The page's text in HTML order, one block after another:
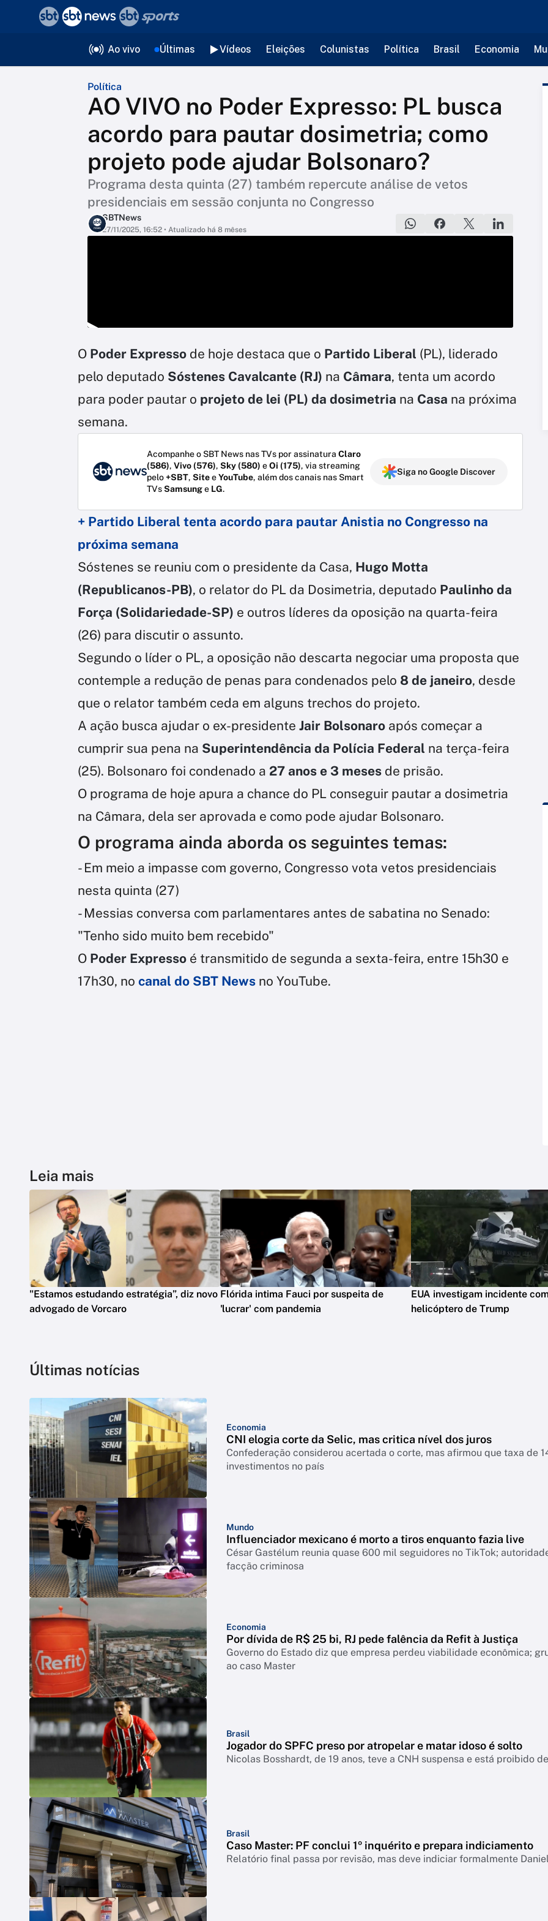
Ao vivo Últimas Vídeos Eleições Colunistas Política Brasil Economia
Política
AO VIVO no Poder Expresso: PL busca
acordo para pautar dosimetria; como
projeto pode ajudar Bolsonaro?
Programa desta quinta (27) também repercute análise de vetos
presidenciais em sessão conjunta no Congresso
SBTNews
27/11/2025, 16:52 • Atualizado há 8 mêses
O Poder Expresso de hoje destaca que o Partido Liberal (PL), liderado
pelo deputado Sóstenes Cavalcante (RJ) na Câmara, tenta um acordo
para poder pautar o projeto de lei (PL) da dosimetria na Casa na próxima
semana.
Acompanhe o SBT News nas TVs por assinatura Claro
(586), Vivo (576), Sky (580) eOi (175), via streaming
pelo+SBT, SiteeYouTube, além dos canais nas Smart
TVsSamsunge LG.
Siga no Google Discover
+ Partido Liberal tenta acordo para pautar Anistia no Congresso na
próxima semana
Sóstenes se reuniu com o presidente da Casa, Hugo Motta
(Republicanos-PB), o relator do PL da Dosimetria, deputado Paulinho da
Força (Solidariedade-SP) e outros líderes da oposição na quarta-feira
(26) para discutir o assunto.
Segundo o líder o PL, a oposição não descarta negociar uma proposta que
contemple a redução de penas para condenados pelo 8 de janeiro, desde
que o relator também ceda em alguns trechos do projeto.
A ação busca ajudar o ex-presidente Jair Bolsonaro após começar a
cumprir sua pena na Superintendência da Polícia Federal na terça-feira
(25). Bolsonaro foi condenado a 27 anos e 3 meses de prisão.
O programa de hoje apura a chance do PL conseguir pautar a dosimetria
na Câmara, dela ser aprovada e como pode ajudar Bolsonaro.
O programa ainda aborda os seguintes temas:
- Em meio a impasse com governo, Congresso vota vetos presidenciais
nesta quinta (27)
- Messias conversa com parlamentares antes de sabatina no Senado:
"Tenho sido muito bem recebido"
O Poder Expresso é transmitido de segunda a sexta-feira, entre 15h30 e
17h30, no canal do SBT News no YouTube.
Leia mais
"Estamos estudando estratégia”, diz novo
advogado de Vorcaro
Flórida intima Fauci por suspeita de
'lucrar' com pandemia
EUA investigam incidente
helicóptero de Trump
Últimas notícias
Economia
CNI elogia corte da Selic, mas critica nível dos juros
Confederação considerou acertada o corte, mas afirmou que taxa de 14% continua pressionando empresas,
investimentos no país
Mundo
Influenciador mexicano é morto a tiros enquanto fazia live
César Gastélum reunia quase 600 mil seguidores no TikTok;
facção criminosa
Economia
Por dívida de R$ 25 bi, RJ pede falência da Refit à Justiça
Governo do Estado diz que empresa perdeu viabilidade econômica;
ao caso Master
Brasil
Jogador do SPFC preso por atropelar e matar idoso é solto
Nicolas Bosshardt, de 19 anos, teve a CNH suspensa e está proibido
Brasil
Caso Master: PF conclui 1º inquérito e prepara indiciamento
Relatório final passa por revisão, mas deve indiciar formalmente
voltar
Editorias